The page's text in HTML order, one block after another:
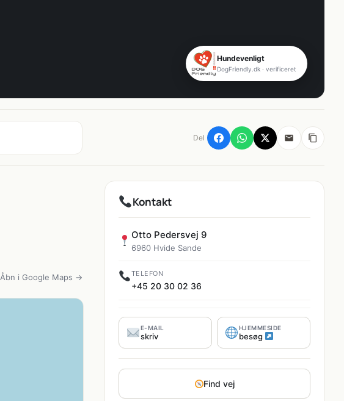
Hundevenligt
DogFriendly.dk · verificeret
Del
Åbn i Google Maps →
Kontakt
Otto Pedersvej 9
6960 Hvide Sande
TELEFON
+45 20 30 02 36
E-MAIL
skriv
HJEMMESIDE
besøg
Find vej